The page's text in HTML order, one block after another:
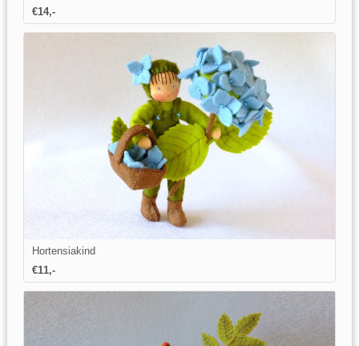
€14,-
Hortensiakind
€11,-